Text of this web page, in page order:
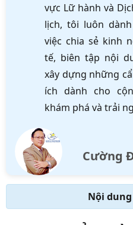
vực Lữ hành và
lịch, tôi luôn
việc chia sẻ kinh
tế, biên tập nội
xây dựng những
ích dành cho
khám phá và trải
Cường
Nội